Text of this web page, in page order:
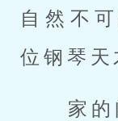
自然不
位钢琴
家